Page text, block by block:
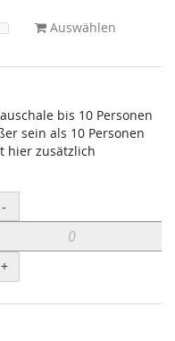
Auswählen
bis 10 Personen
sein als 10 Personen
hier zusätzlich
Menge
-
+